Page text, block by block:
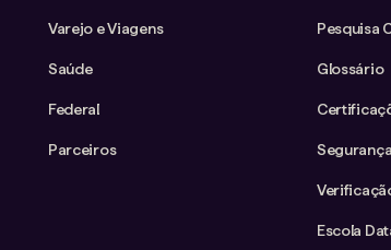
Varejo e Viagens
Saúde
Federal
Parceiros
Pesquisa
Glossário
Escola